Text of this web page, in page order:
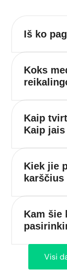
Iš ko
Koks
Kaip
Kaip
Kiek jie
Kam šie
Visi